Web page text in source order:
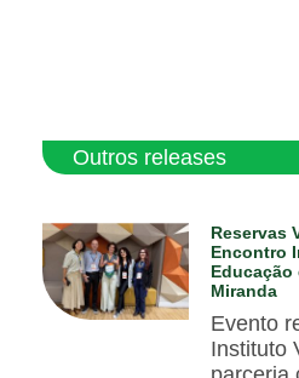
Outros releases
Reservas
Encontro
Educação
Miranda
Evento
Instituto